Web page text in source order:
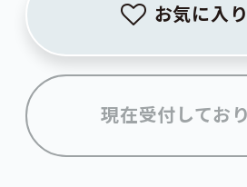
お気に入
現在受付してお